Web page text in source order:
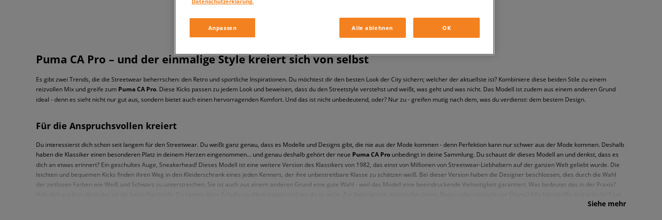
Puma CA Pro – und der einmalige Style kreiert sich von selbst
Es gibt zwei Trends, die die Streetwear beherrschen: den Retro und sportliche Inspirationen. Du möchtest dir den besten Look der City sichern; welcher der aktuellste ist? Kombiniere diese beiden Stile zu einem
reizvollen Mix und greife zum Puma CA Pro. Diese Kicks passen zu jedem Look und beweisen, dass du den Streetstyle verstehst und weißt, was geht und was nicht. Das Modell ist zudem aus einem anderen Grund
ideal - denn es sieht nicht nur gut aus, sondern bietet auch einen hervorragenden Komfort. Und das ist nicht unbedeutend, oder? Nur zu - greifen mutig nach dem, was du verdienst: dem bestem Design.
Für die Anspruchsvollen kreiert
Du interessierst dich schon seit langem für den Streetwear. Du weißt ganz genau, dass es Modelle und Designs gibt, die nie aus der Mode kommen - denn Perfektion kann nur schwer aus der Mode kommen. Deshalb
haben die Klassiker einen besonderen Platz in deinem Herzen eingenommen… und genau deshalb gehört der neue Puma CA Pro unbedingt in deine Sammlung. Du schaust dir dieses Modell an und denkst, dass es
dich an etwas erinnert? Ein geschultes Auge, Sneakerhead! Dieses Modell ist eine weitere Version des Klassikers von 1982, das einst von Millionen von Streetwear-Liebhabern auf der ganzen Welt geliebt wurde. Die
leichten und bequemen Kicks finden ihren Weg in den Kleiderschrank eines jeden Kenners, der ihre unbestreitbare Klasse zu schätzen weiß. Bei dieser Version haben die Designer beschlossen, dies durch die Wahl
der zeitlosen Farben wie Weiß und Schwarz zu unterstreichen. Sie ist auch aus einem anderen Grund eine gute Wahl - weil das Modell eine beeindruckende Vielseitigkeit garantiert. Was bedeutet das in der Praxis?
wofür du dich entscheidest – ob für die urbane Lässigkeit in einem modernem Style, sportliche Inspirationen, die das Erbe der Marke betonen, oder einen Retro-Look, der an die Vergangenheit des Modells anknüpft –
Siehe mehr
Anpassen Alle ablehnen OK